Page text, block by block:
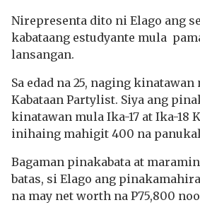
Nirepresenta dito ni Elago ang
kabataang estudyante mula
lansangan.
Sa edad na 25, naging kinatawan
Kabataan Partylist. Siya ang
kinatawan mula Ika-17 at Ika-18
inihaing mahigit 400 na
Bagaman pinakabata at
batas, si Elago ang
na may net worth na P75,800